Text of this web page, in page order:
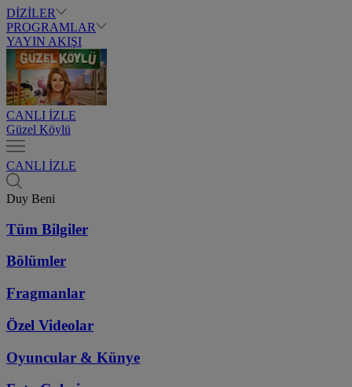
DİZİLER
PROGRAMLAR
YAYIN AKIŞI
CANLI İZLE
Güzel Köylü
CANLI İZLE
Duy Beni
Tüm Bilgiler
Bölümler
Fragmanlar
Özel Videolar
Oyuncular & Künye